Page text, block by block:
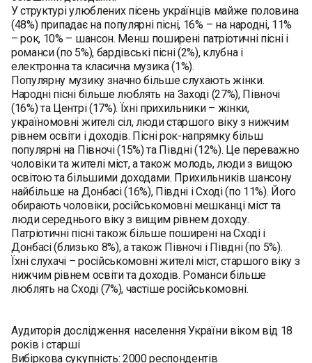
У структурі улюблених пісень українців майже половина
(48%) припадає на популярні пісні, 16% – на народні, 11%
– рок, 10% – шансон. Менш поширені патріотичні пісні і
романси (по 5%), бардівські пісні (2%), клубна і
електронна та класична музика (1%).
Популярну музику значно більше слухають жінки.
Народні пісні більше люблять на Заході (27%), Півночі
(16%) та Центрі (17%). Їхні прихильники – жінки,
україномовні жителі сіл, люди старшого віку з нижчим
рівнем освіти і доходів. Пісні рок-напрямку більш
популярні на Півночі (15%) та Півдні (12%). Це переважно
чоловіки та жителі міст, а також молодь, люди з вищою
освітою та більшими доходами. Прихильників шансону
найбільше на Донбасі (16%), Півдні і Сході (по 11%). Його
обирають чоловіки, російськомовні мешканці міст та
люди середнього віку з вищим рівнем доходу.
Патріотичні пісні також більше поширені на Сході і
Донбасі (близько 8%), а також Півночі і Півдні (по 5%).
Їхні слухачі – російськомовні жителі міст, старшого віку з
нижчим рівнем освіти та доходів. Романси більше
люблять на Сході (7%), частіше російськомовні.
Аудиторія дослідження: населення України віком від 18
років і старші
Вибіркова сукупність: 2000 респондентів